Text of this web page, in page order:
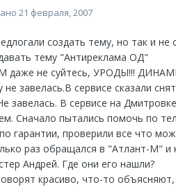
21 февраля, 2007
создать тему, но так и
тему "Антиреклама ОД"
даже не суйтесь, УРОДЫ!!!
не завелась.В сервисе сказали
завелась. В сервисе на
Сначало пытались помочь по
гарантии, проверили все что
раз обращался в "Атлант-М" и
Андрей. Где они его нашли?
красиво, что-то